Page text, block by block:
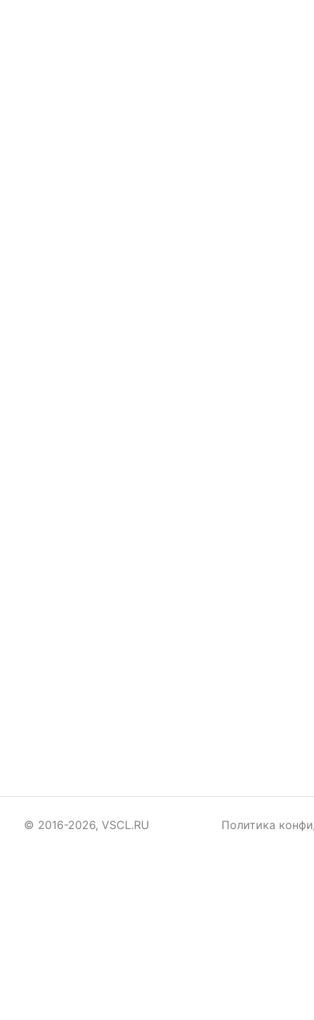
© 2016-2026, VSCL.RU Политика